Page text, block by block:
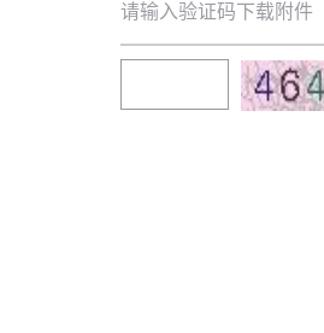
请输入验证码下载附件